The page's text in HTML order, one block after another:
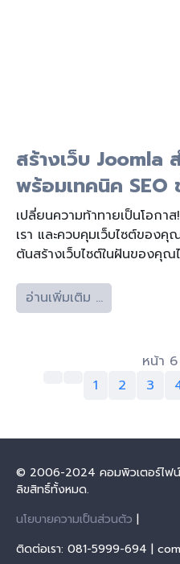
สร้างเว็บ Joomla
พร้อมเทคนิค SEO
เปลี่ยนความท้าทายเป็นโอก
เรา และควบคุมเว็บไซต์ของ
ต้นสร้างเว็บไซต์ในฝันของคุณ
อ่านเพิ่มเติม …
1 2 3
หน้า
© 2006-2024 คอมพิวเตอร์ไฟน์
ลิขสิทธิ์ทั้งหมด.
นโยบายความเป็นส่วนตัว |
ติดต่อเรา: 081-5999-694 |